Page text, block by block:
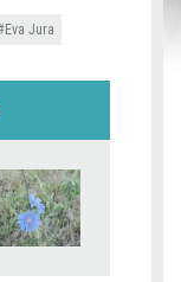
Eva Jura